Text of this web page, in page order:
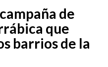
de
que
barrios de la